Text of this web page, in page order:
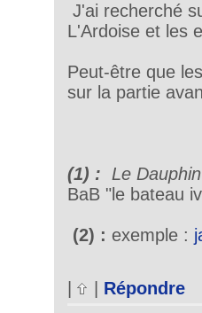
J'ai recherché
L'Ardoise et les
Peut-être que
sur la partie
(1) : Le Dauphin
BaB "le bateau
(2) : exemple :
Répondre